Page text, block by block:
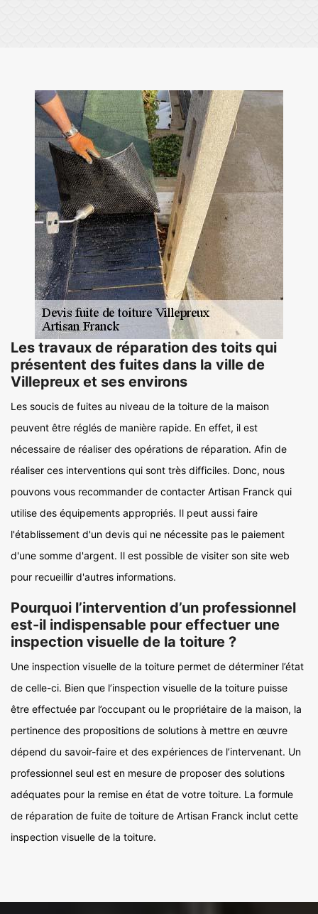
Les travaux de réparation des toits qui
présentent des fuites dans la ville de
Villepreux et ses environs
Les soucis de fuites au niveau de la toiture de la maison
peuvent être réglés de manière rapide. En effet, il est
nécessaire de réaliser des opérations de réparation. Afin de
réaliser ces interventions qui sont très difficiles. Donc, nous
pouvons vous recommander de contacter Artisan Franck qui
utilise des équipements appropriés. Il peut aussi faire
l'établissement d'un devis qui ne nécessite pas le paiement
d'une somme d'argent. Il est possible de visiter son site web
pour recueillir d'autres informations.
Pourquoi l’intervention d’un professionnel
est-il indispensable pour effectuer une
inspection visuelle de la toiture ?
Une inspection visuelle de la toiture permet de déterminer l’état
de celle-ci. Bien que l’inspection visuelle de la toiture puisse
être effectuée par l’occupant ou le propriétaire de la maison, la
pertinence des propositions de solutions à mettre en œuvre
dépend du savoir-faire et des expériences de l’intervenant. Un
professionnel seul est en mesure de proposer des solutions
adéquates pour la remise en état de votre toiture. La formule
de réparation de fuite de toiture de Artisan Franck inclut cette
inspection visuelle de la toiture.